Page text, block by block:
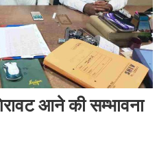
आने की सम्भावना